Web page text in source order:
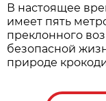
В настоящее
имеет пять
преклонного
безопасной
природе